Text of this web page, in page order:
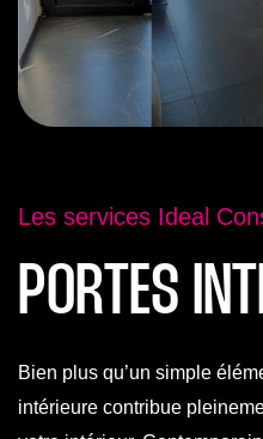
Les services Ideal
PORTES
Bien plus qu’un simple
intérieure contribue